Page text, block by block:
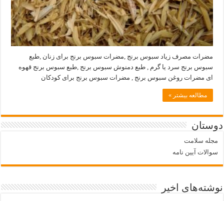
مضرات مصرف زیاد سبوس برنج ,مضرات سبوس برنج برای زنان ,طبع
سبوس برنج سرد یا گرم , طبع دمنوش سبوس برنج ,طبع سبوس برنج قهوه
ای مضرات روغن سبوس برنج , مضرات سبوس برنج برای کودکان
مطالعه بیشتر »
دوستان
مجله سلامت
سوالات آیین نامه
نوشته‌های اخیر